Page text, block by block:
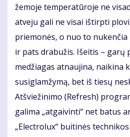
žemoje temperatūroje ne
atveju gali ne visai ištirpti
priemonės, o nuo to
ir pats drabužis. Išeitis – garų
medžiagas atnaujina, naikina
susiglamžymą, bet iš tiesų
Atšviežinimo (Refresh)
galima „atgaivinti“ net batus
„Electrolux“ buitinės